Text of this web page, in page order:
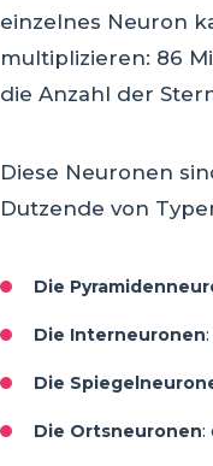
einzelnes Neuron
multiplizieren: 86
die Anzahl der
Diese Neuronen
Dutzende von
Die
Die Interneuronen
Die
Die Ortsneuronen: